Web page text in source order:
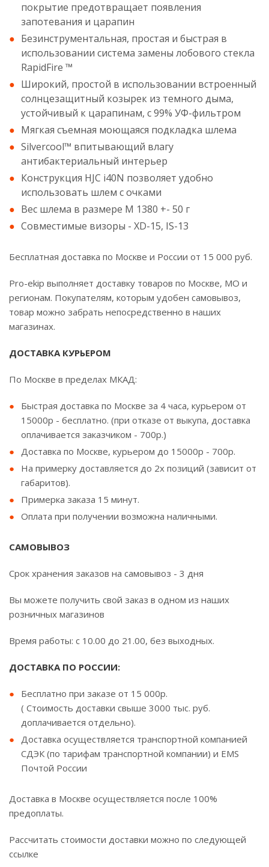
покрытие предотвращает появления
запотевания и царапин
Безинструментальная, простая и быстрая в
использовании система замены лобового стекла
RapidFire ™
Широкий, простой в использовании встроенный
солнцезащитный козырек из темного дыма,
устойчивый к царапинам, с 99% УФ-фильтром
Мягкая съемная моющаяся подкладка шлема
Silvercool™ впитывающий влагу
антибактериальный интерьер
Конструкция HJC i40N позволяет удобно
использовать шлем с очками
Вес шлема в размере M 1380 +- 50 г
Совместимые визоры - XD-15, IS-13
Бесплатная доставка по Москве и России от 15 000 руб.
Pro-ekip выполняет доставку товаров по Москве, МО и
регионам. Покупателям, которым удобен самовывоз,
товар можно забрать непосредственно в наших
магазинах.
ДОСТАВКА КУРЬЕРОМ
По Москве в пределах МКАД:
Быстрая доставка по Москве за 4 часа, курьером от
15000р - бесплатно. (при отказе от выкупа, доставка
оплачивается заказчиком - 700р.)
Доставка по Москве, курьером до 15000р - 700р.
На примерку доставляется до 2х позиций (зависит от
габаритов).
Примерка заказа 15 минут.
Оплата при получении возможна наличными.
САМОВЫВОЗ
Срок хранения заказов на самовывоз - 3 дня
Вы можете получить свой заказ в одном из наших
розничных магазинов
Время работы: с 10.00 до 21.00, без выходных.
ДОСТАВКА ПО РОССИИ:
Бесплатно при заказе от 15 000р.
( Стоимость доставки свыше 3000 тыс. руб.
доплачивается отдельно).
Доставка осуществляется транспортной компанией
СДЭК (по тарифам транспортной компании) и EMS
Почтой России
Доставка в Москве осуществляется после 100%
предоплаты.
Рассчитать стоимости доставки можно по следующей
ссылке